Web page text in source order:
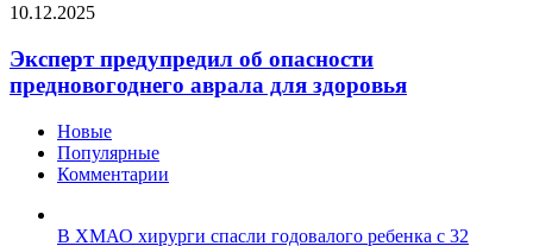
люди
в
теории
Эксперт
об
опасности
предновогоднего
здоровья
10.12.2025
Эксперт предупредил об опасности
предновогоднего аврала для здоровья
Новые
Популярные
Комментарии
В ХМАО хирурги спасли годовалого ребенка с 32